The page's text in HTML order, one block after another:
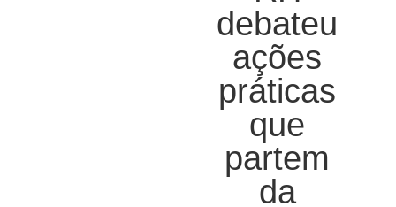
debateu
ações
práticas
que
partem
da